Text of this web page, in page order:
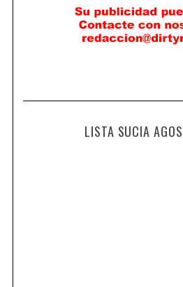
LISTA SUCIA